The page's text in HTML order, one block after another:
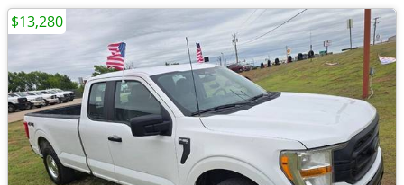
$13,280